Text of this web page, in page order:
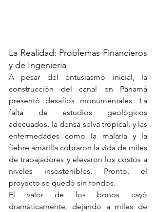
La Realidad: Problemas Financieros
y de Ingeniería
A pesar del entusiasmo inicial, la
construcción del canal en Panamá
presentó desafíos monumentales. La
falta de estudios geológicos
adecuados, la densa selva tropical, y las
enfermedades como la malaria y la
fiebre amarilla cobraron la vida de miles
de trabajadores y elevaron los costos a
niveles insostenibles. Pronto, el
proyecto se quedó sin fondos.
El valor de los bonos cayó
dramáticamente, dejando a miles de